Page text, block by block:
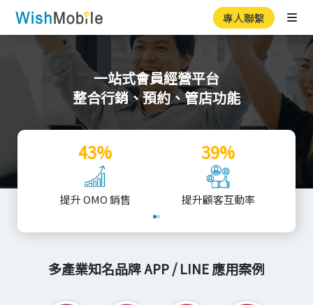
專人聯繫
一站式會員經營平台
整合行銷、預約、管店功能
43%
提升 OMO 銷售
39%
提升顧客互動率
多產業知名品牌 APP / LINE 應用案例